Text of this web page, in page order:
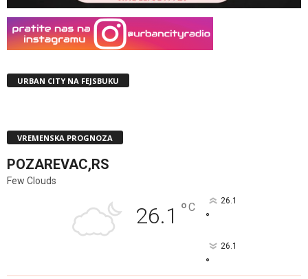
URBAN CITY NA FEJSBUKU
VREMENSKA PROGNOZA
POZAREVAC,RS
Few Clouds
26.1 °C 26.1
°
26.1
°